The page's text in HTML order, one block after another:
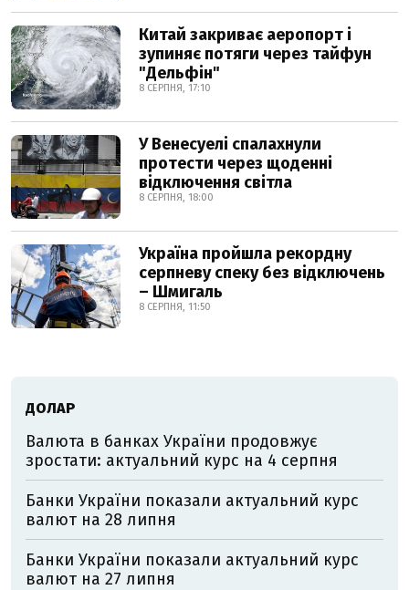
Китай закриває аеропорт і
зупиняє потяги через тайфун
"Дельфін"
8 СЕРПНЯ, 17:10
У Венесуелі спалахнули
протести через щоденні
відключення світла
8 СЕРПНЯ, 18:00
Україна пройшла рекордну
серпневу спеку без відключень
– Шмигаль
8 СЕРПНЯ, 11:50
ДОЛАР
Валюта в банках України продовжує
зростати: актуальний курс на 4 серпня
Банки України показали актуальний курс
валют на 28 липня
Банки України показали актуальний курс
валют на 27 липня